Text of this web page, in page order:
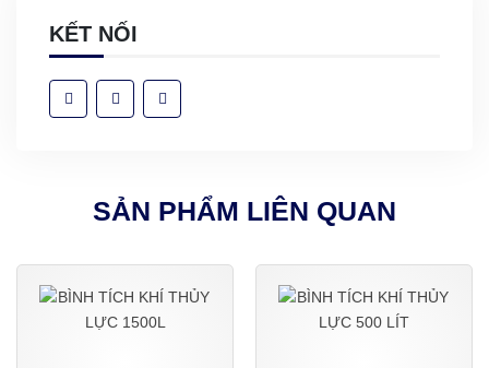
KẾT NỐI
SẢN PHẨM LIÊN QUAN